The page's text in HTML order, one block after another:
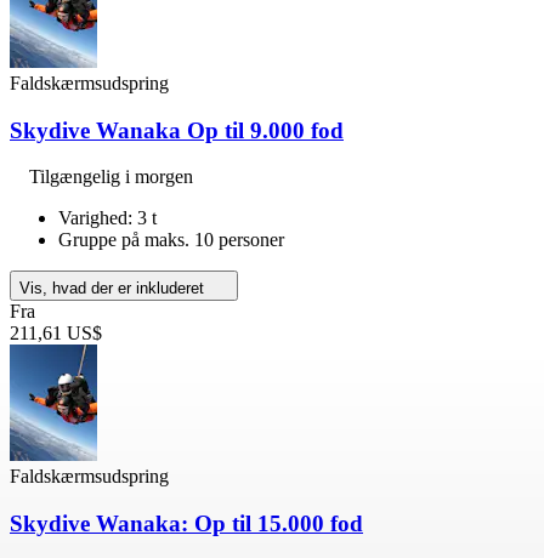
Faldskærmsudspring
Skydive Wanaka Op til 9.000 fod
Tilgængelig i morgen
Varighed: 3 t
Gruppe på maks. 10 personer
Vis, hvad der er inkluderet
Fra
211,61 US$
Faldskærmsudspring
Skydive Wanaka: Op til 15.000 fod